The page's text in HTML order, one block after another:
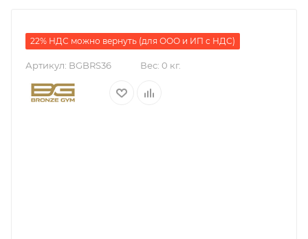
22% НДС можно вернуть (для ООО и ИП с НДС)
Артикул: BGBRS36 Вес: 0 кг.